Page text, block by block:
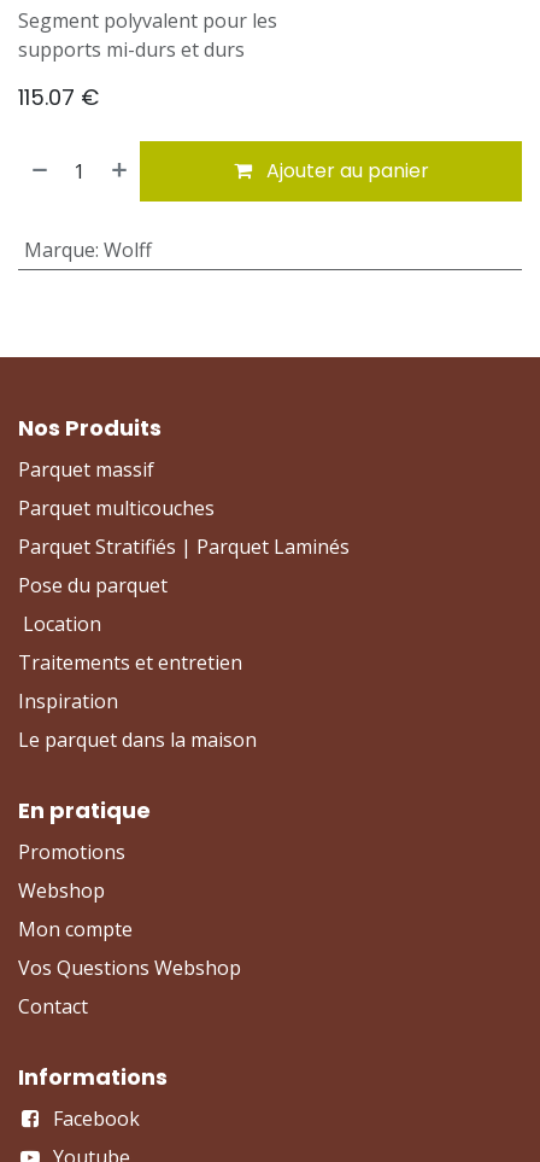
Segment polyvalent pour les
supports mi-durs et durs
115.07 €
Ajouter au panier
Marque: Wolff
Nos Produits
Parquet massif
Parquet multicouches
Parquet Stratifiés | Parquet Laminés
Pose du parquet
Location
Traitements et entretien
Inspiration
Le parquet dans la maison
En pratique
Promotions
Webshop
Mon compte
Vos Questions Webshop
Contact
Informations
Facebook
Youtube